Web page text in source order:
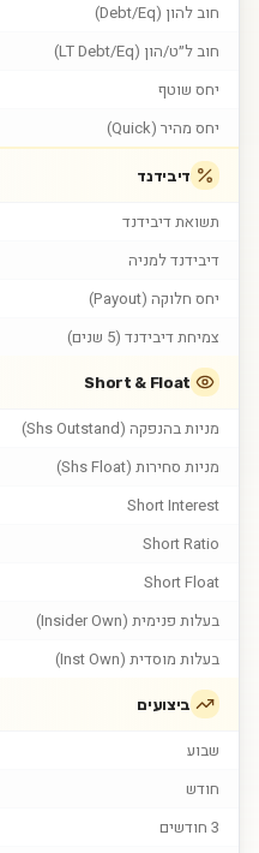
חוב להון (Debt/Eq)
חוב ל״ט/הון (LT Debt/Eq)
יחס שוטף
יחס מהיר (Quick)
דיבידנד
תשואת דיבידנד
דיבידנד למניה
יחס חלוקה (Payout)
צמיחת דיבידנד (5 שנים)
Short & Float
מניות בהנפקה (Shs Outstand)
מניות סחירות (Shs Float)
Short Interest
Short Ratio
Short Float
בעלות פנימית (Insider Own)
בעלות מוסדית (Inst Own)
ביצועים
שבוע
חודש
3 חודשים